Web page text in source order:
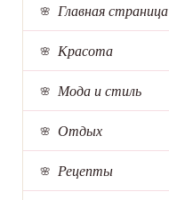
Главная страница
Красота
Мода и стиль
Отдых
Рецепты